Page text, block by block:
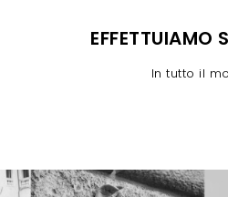
EFFETTUIAMO
In tutto il